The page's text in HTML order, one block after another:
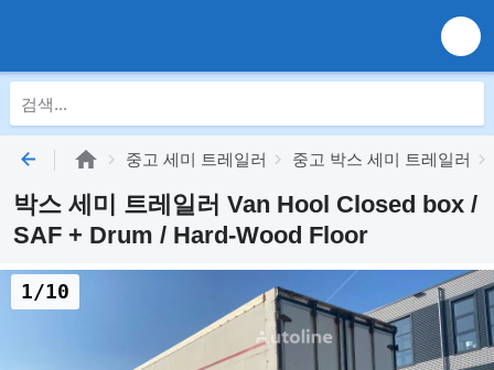
중고 세미 트레일러 중고 박스 세미 트레일러
박스 세미 트레일러 Van Hool Closed box /
SAF + Drum / Hard-Wood Floor
1/10